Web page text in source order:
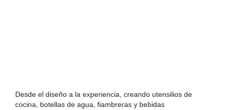
Desde el diseño a la experiencia, creando utensilios de
cocina, botellas de agua, fiambreras y bebidas